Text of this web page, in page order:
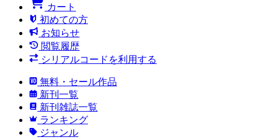
カート
初めての方
お知らせ
閲覧履歴
シリアルコードを利用する
無料・セール作品
新刊一覧
新刊雑誌一覧
ランキング
ジャンル